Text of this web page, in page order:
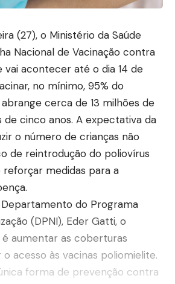
(27), o Ministério da Saúde
Nacional de Vacinação contra
vai acontecer até o dia 14 de
no mínimo, 95% do
cerca de 13 milhões de
de cinco anos. A expectativa da
o número de crianças não
de reintrodução do poliovírus
reforçar medidas para a
do Programa
(DPNI), Eder Gatti, o
aumentar as coberturas
acesso às vacinas poliomielite.
forma de prevenção contra